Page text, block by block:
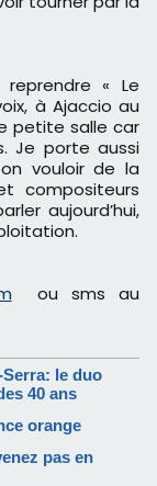
« Le
à Ajaccio au
petite salle car
Je porte aussi
vouloir de la
compositeurs
aujourd’hui,
ou sms au
le duo
40 ans
orange
pas en